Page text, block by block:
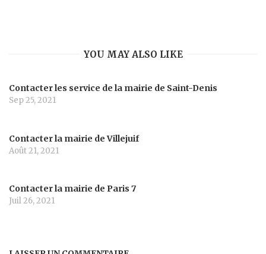
YOU MAY ALSO LIKE
Contacter les service de la mairie de Saint-Denis
Sep 25, 2021
Contacter la mairie de Villejuif
Août 21, 2021
Contacter la mairie de Paris 7
Juil 26, 2021